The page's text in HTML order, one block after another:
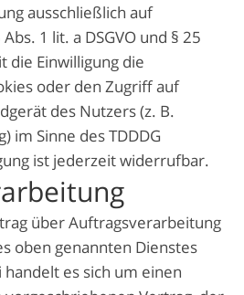
ausschließlich auf
1 lit. a DSGVO und § 25
die Einwilligung die
oder den Zugriff auf
des Nutzers (z. B.
im Sinne des TDDDG
ist jederzeit widerrufbar.
über Auftragsverarbeitung
oben genannten Dienstes
es sich um einen